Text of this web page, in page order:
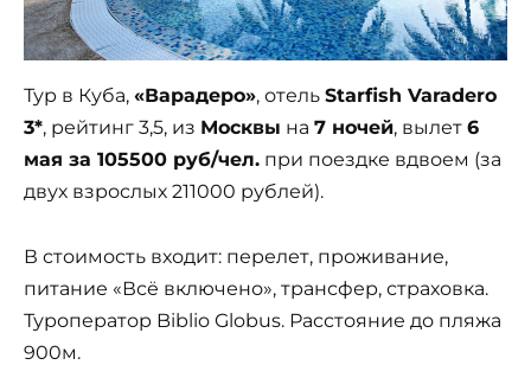
Тур в Куба, «Варадеро», отель Starfish Varadero
3*, рейтинг 3,5, из Москвы на 7 ночей, вылет 6
мая за 105500 руб/чел. при поездке вдвоем (за
двух взрослых 211000 рублей).
В стоимость входит: перелет, проживание,
питание «Всё включено», трансфер, страховка.
Туроператор Biblio Globus. Расстояние до пляжа
900м.